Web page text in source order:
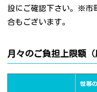
設にご確認下さい。※市
合もございます。
月々のご負担上限額（
世帯